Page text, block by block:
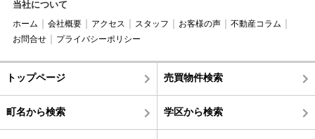
当社について
ホーム 会社概要 アクセス スタッフ お客様の声
不動産コラム
お問合せ
プライバシーポリシー
トップページ 売買物件検索
町名から検索 学区から検索